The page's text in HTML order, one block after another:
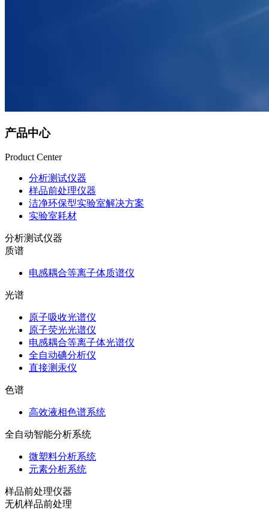
产品中心
Product Center
分析测试仪器
样品前处理仪器
洁净环保型实验室解决方案
实验室耗材
分析测试仪器
质谱
电感耦合等离子体质谱仪
光谱
原子吸收光谱仪
原子荧光光谱仪
电感耦合等离子体光谱仪
全自动碘分析仪
直接测汞仪
色谱
高效液相色谱系统
全自动智能分析系统
微塑料分析系统
元素分析系统
样品前处理仪器
无机样品前处理